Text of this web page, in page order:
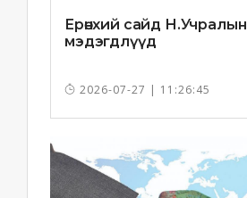
Ерөнхий сайд Н.Учралын
мэдэгдлүүд
2026-07-27 | 11:26:45